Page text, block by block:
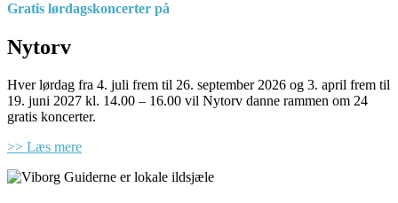
Gratis lørdagskoncerter på
Nytorv
Hver lørdag fra 4. juli frem til 26. september 2026 og 3. april frem til
19. juni 2027 kl. 14.00 – 16.00 vil Nytorv danne rammen om 24
gratis koncerter.
>> Læs mere